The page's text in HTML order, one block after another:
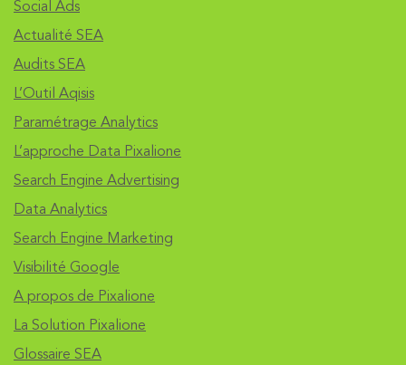
Social Ads
Actualité SEA
Audits SEA
L’Outil Aqisis
Paramétrage Analytics
L’approche Data Pixalione
Search Engine Advertising
Data Analytics
Search Engine Marketing
Visibilité Google
A propos de Pixalione
La Solution Pixalione
Glossaire SEA